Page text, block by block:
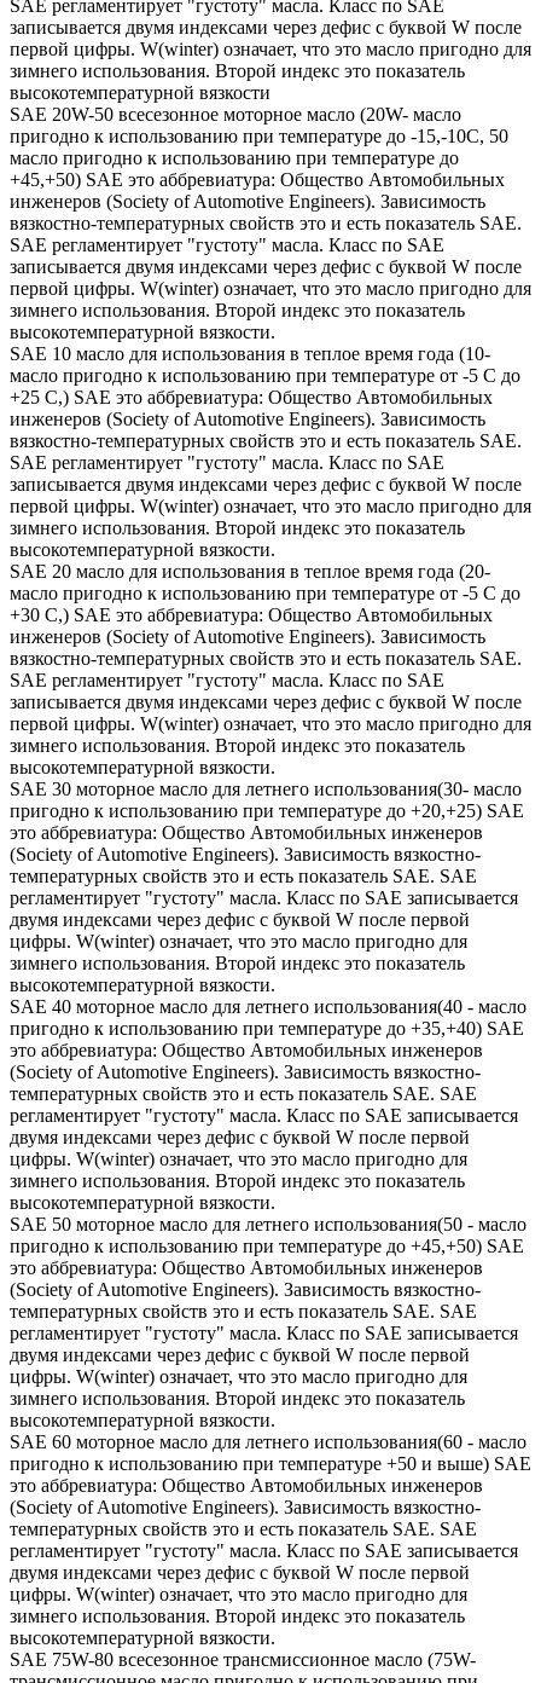
SAE регламентирует "густоту" масла. Класс по SAE
записывается двумя индексами через дефис с буквой W после
первой цифры. W(winter) означает, что это масло пригодно для
зимнего использования. Второй индекс это показатель
высокотемпературной вязкости
SAE 20W-50 всесезонное моторное масло (20W- масло
пригодно к использованию при температуре до -15,-10С, 50
масло пригодно к использованию при температуре до
+45,+50) SAE это аббревиатура: Общество Автомобильных
инженеров (Society of Automotive Engineers). Зависимость
вязкостно-температурных свойств это и есть показатель SAE.
SAE регламентирует "густоту" масла. Класс по SAE
записывается двумя индексами через дефис с буквой W после
первой цифры. W(winter) означает, что это масло пригодно для
зимнего использования. Второй индекс это показатель
высокотемпературной вязкости.
SAE 10 масло для использования в теплое время года (10-
масло пригодно к использованию при температуре от -5 С до
+25 С,) SAE это аббревиатура: Общество Автомобильных
инженеров (Society of Automotive Engineers). Зависимость
вязкостно-температурных свойств это и есть показатель SAE.
SAE регламентирует "густоту" масла. Класс по SAE
записывается двумя индексами через дефис с буквой W после
первой цифры. W(winter) означает, что это масло пригодно для
зимнего использования. Второй индекс это показатель
высокотемпературной вязкости.
SAE 20 масло для использования в теплое время года (20-
масло пригодно к использованию при температуре от -5 С до
+30 С,) SAE это аббревиатура: Общество Автомобильных
инженеров (Society of Automotive Engineers). Зависимость
вязкостно-температурных свойств это и есть показатель SAE.
SAE регламентирует "густоту" масла. Класс по SAE
записывается двумя индексами через дефис с буквой W после
первой цифры. W(winter) означает, что это масло пригодно для
зимнего использования. Второй индекс это показатель
высокотемпературной вязкости.
SAE 30 моторное масло для летнего использования(30- масло
пригодно к использованию при температуре до +20,+25) SAE
это аббревиатура: Общество Автомобильных инженеров
(Society of Automotive Engineers). Зависимость вязкостно-
температурных свойств это и есть показатель SAE. SAE
регламентирует "густоту" масла. Класс по SAE записывается
двумя индексами через дефис с буквой W после первой
цифры. W(winter) означает, что это масло пригодно для
зимнего использования. Второй индекс это показатель
высокотемпературной вязкости.
SAE 40 моторное масло для летнего использования(40 - масло
пригодно к использованию при температуре до +35,+40) SAE
это аббревиатура: Общество Автомобильных инженеров
(Society of Automotive Engineers). Зависимость вязкостно-
температурных свойств это и есть показатель SAE. SAE
регламентирует "густоту" масла. Класс по SAE записывается
двумя индексами через дефис с буквой W после первой
цифры. W(winter) означает, что это масло пригодно для
зимнего использования. Второй индекс это показатель
высокотемпературной вязкости.
SAE 50 моторное масло для летнего использования(50 - масло
пригодно к использованию при температуре до +45,+50) SAE
это аббревиатура: Общество Автомобильных инженеров
(Society of Automotive Engineers). Зависимость вязкостно-
температурных свойств это и есть показатель SAE. SAE
регламентирует "густоту" масла. Класс по SAE записывается
двумя индексами через дефис с буквой W после первой
цифры. W(winter) означает, что это масло пригодно для
зимнего использования. Второй индекс это показатель
высокотемпературной вязкости.
SAE 60 моторное масло для летнего использования(60 - масло
пригодно к использованию при температуре +50 и выше) SAE
это аббревиатура: Общество Автомобильных инженеров
(Society of Automotive Engineers). Зависимость вязкостно-
температурных свойств это и есть показатель SAE. SAE
регламентирует "густоту" масла. Класс по SAE записывается
двумя индексами через дефис с буквой W после первой
цифры. W(winter) означает, что это масло пригодно для
зимнего использования. Второй индекс это показатель
высокотемпературной вязкости.
SAE 75W-80 всесезонное трансмиссионное масло (75W-